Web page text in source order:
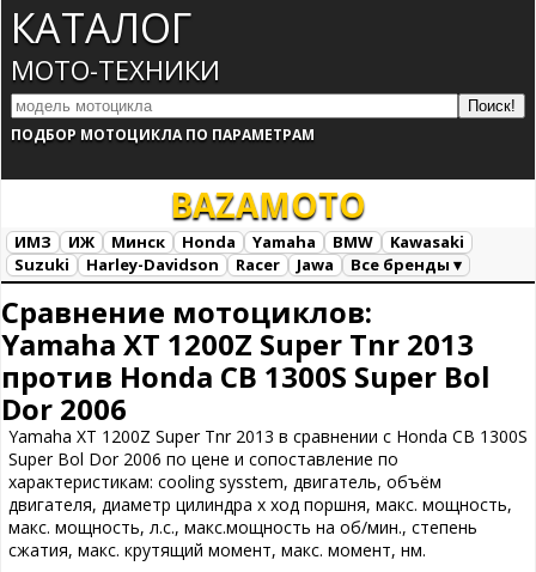
КАТАЛОГ
МОТО-ТЕХНИКИ
ПОДБОР МОТОЦИКЛА ПО ПАРАМЕТРАМ
BAZAMOTO
ИМЗ ИЖ Минск Honda Yamaha BMW
Kawasaki
Suzuki
Harley-Davidson Racer Jawa
Все бренды ▾
Сравнение мотоциклов:
Yamaha XT 1200Z Super Tnr 2013
против Honda CB 1300S Super Bol
Dor 2006
Yamaha XT 1200Z Super Tnr 2013 в сравнении с Honda CB 1300S
Super Bol Dor 2006 по цене и сопоставление по
характеристикам: cooling sysstem, двигатель, объём
двигателя, диаметр цилиндра х ход поршня, макс. мощность,
макс. мощность, л.с., макс.мощность на об/мин., степень
сжатия, макс. крутящий момент, макс. момент, нм.